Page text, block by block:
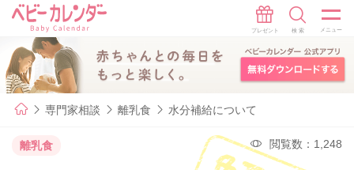
専門家相談 離乳食 水分補給について
離乳食 閲覧数：1,248